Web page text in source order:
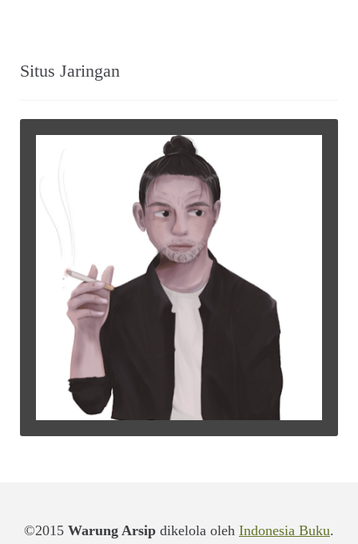
Situs Jaringan
©2015 Warung Arsip dikelola oleh Indonesia Buku.